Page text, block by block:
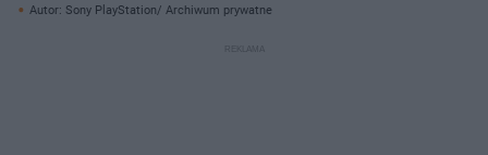
Autor: Sony PlayStation/ Archiwum prywatne